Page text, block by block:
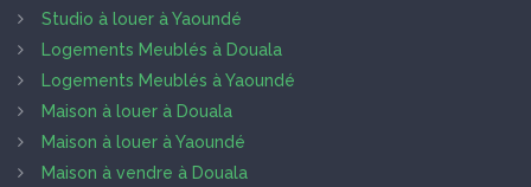
Studio à louer à Yaoundé
Logements Meublés à Douala
Logements Meublés à Yaoundé
Maison à louer à Douala
Maison à louer à Yaoundé
Maison à vendre à Douala